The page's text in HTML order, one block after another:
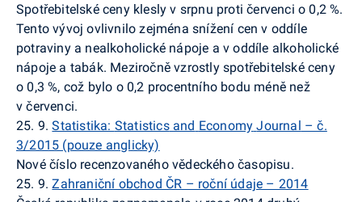
Spotřebitelské ceny klesly v srpnu proti červenci o 0,2 %.
Tento vývoj ovlivnilo zejména snížení cen v oddíle
potraviny a nealkoholické nápoje a v oddíle alkoholické
nápoje a tabák. Meziročně vzrostly spotřebitelské ceny
o 0,3 %, což bylo o 0,2 procentního bodu méně než
v červenci.
25. 9.Statistika: Statistics and Economy Journal – č.
3/2015 (pouze anglicky)
Nové číslo recenzovaného vědeckého časopisu.
25. 9.Zahraniční obchod ČR – roční údaje – 2014